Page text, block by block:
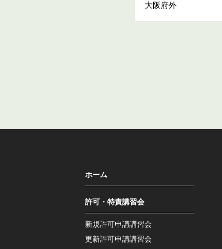
大阪府外
ホーム
許可・特責講習会
新規許可申請講習会
更新許可申請講習会